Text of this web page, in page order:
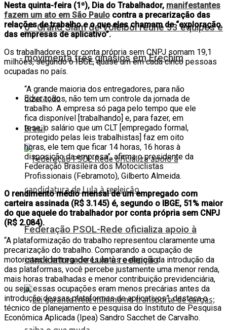
6º Grand Slam de Voleibol reúne 33 equipes e
movimenta três ginásios em Erechim
Educação
Brasil
Federação PSOL-Rede oficializa apoio à
candidatura de Lula à reeleição
Nesta quinta-feira (1º), Dia do Trabalhador, manifestantes
fazem um ato em São Paulo contra a precarização das
relações de trabalho e o que eles chamam de “exploração
das empresas de aplicativo”.
Os trabalhadores por conta própria sem CNPJ somam 19,1
milhões, segundo o IBGE, quase um em cada cinco pessoas
ocupadas no país.
“A grande maioria dos entregadores, para não
dizer todos, não tem um controle da jornada de
trabalho. A empresa só paga pelo tempo que ele
fica disponível [trabalhando] e, para fazer, em
tese, o salário que um CLT [empregado formal,
protegido pelas leis trabalhistas] faz em oito
horas, ele tem que ficar 14 horas, 16 horas à
disposição da empresa”, afirma o presidente da
Federação Brasileira dos Motociclistas
Profissionais (Febramoto), Gilberto Almeida.
O rendimento médio mensal de um empregado com
carteira assinada (R$ 3.145) é, segundo o IBGE, 51% maior
do que aquele do trabalhador por conta própria sem CNPJ
(R$ 2.084).
“A plataformização do trabalho representou claramente uma
precarização do trabalho. Comparando a ocupação de
motoristas e entregadores antes e depois da introdução da
das plataformas, você percebe justamente uma menor renda,
mais horas trabalhadas e menor contribuição previdenciária,
ou seja, essas ocupações eram menos precárias antes da
introdução dessas plataformas de aplicativos”, destaca o
técnico de planejamento e pesquisa do Instituto de Pesquisa
Econômica Aplicada (Ipea) Sandro Sacchet de Carvalho.